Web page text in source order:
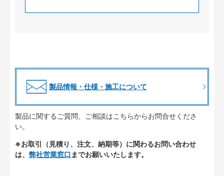
製品情報・仕様・施工について
製品に関するご質問、ご相談はこちらからお問合せくださ
い。
※お取引（見積り、注文、納期等）に関わるお問い合わせ
は、 弊社営業窓口 までお願いいたします。